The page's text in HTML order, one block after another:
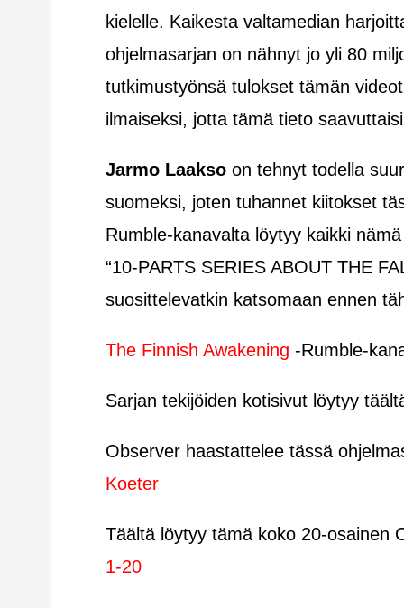
kielelle. Kaikesta valtamedian
ohjelmasarjan on nähnyt jo yli 80
tutkimustyönsä tulokset tämän
ilmaiseksi, jotta tämä tieto
Jarmo Laakso on tehnyt todella
suomeksi, joten tuhannet kiitokset
Rumble-kanavalta löytyy kaikki
“10-PARTS SERIES ABOUT THE
suosittelevatkin katsomaan ennen
The Finnish Awakening -Rumble-
Sarjan tekijöiden kotisivut löytyy
Observer haastattelee tässä
Koeter
Täältä löytyy tämä koko 20-osainen
1-20